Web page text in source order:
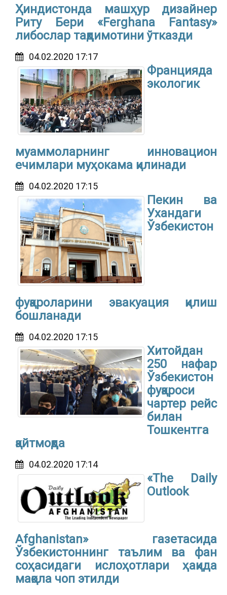
Ҳиндистонда машҳур дизайнер
Риту Бери «Ferghana Fantasy»
либослар тақдимотини ўтказди
04.02.2020 17:17
Францияда
экологик
муаммоларнинг инновацион
ечимлари муҳокама қилинади
04.02.2020 17:15
Пекин ва
Ухандаги
Ўзбекистон
фуқароларини эвакуация қилиш
бошланади
04.02.2020 17:15
Хитойдан
250 нафар
Ўзбекистон
фуқароси
чартер рейс
билан
Тошкентга
қайтмоқда
04.02.2020 17:14
«The Daily
Outlook
Afghanistan» газетасида
Ўзбекистоннинг таълим ва фан
соҳасидаги ислоҳотлари ҳақида
мақола чоп этилди